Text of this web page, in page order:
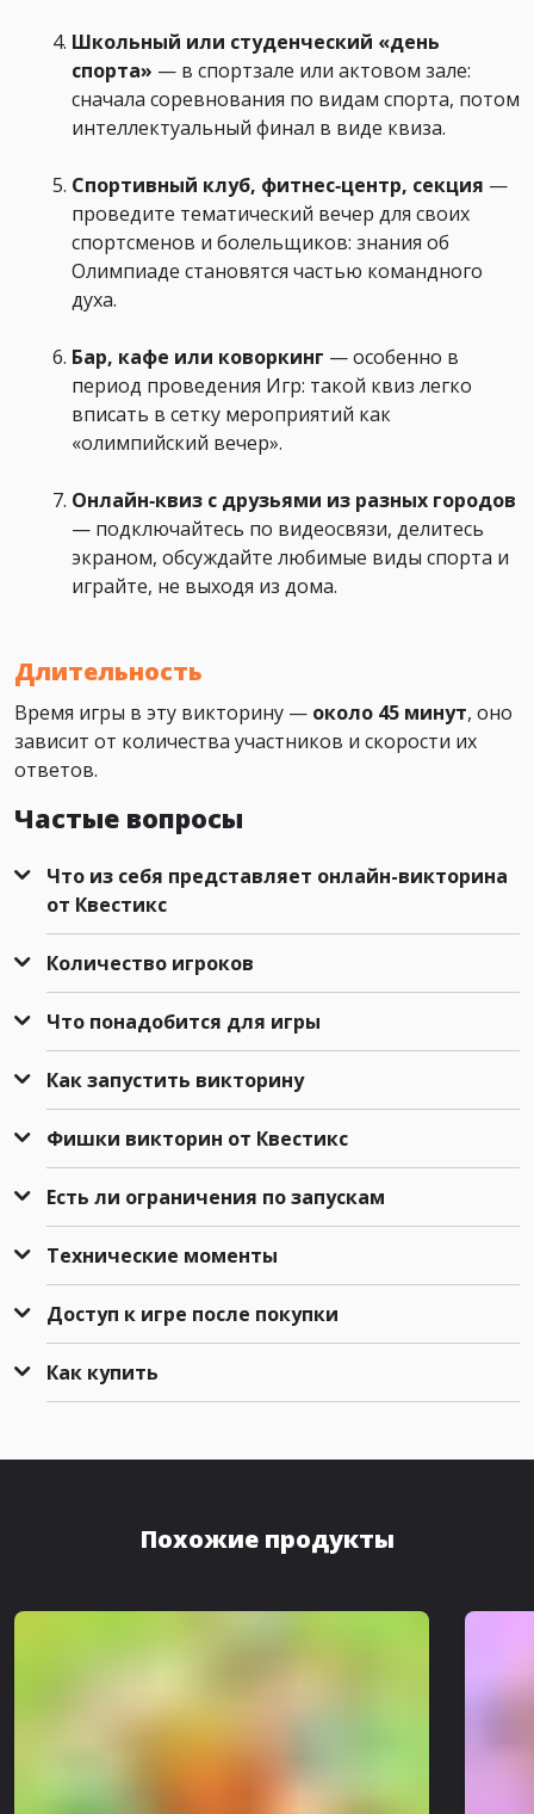
Школьный или студенческий «день
спорта» — в спортзале или актовом зале:
сначала соревнования по видам спорта, потом
интеллектуальный финал в виде квиза.
Спортивный клуб, фитнес‑центр, секция —
проведите тематический вечер для своих
спортсменов и болельщиков: знания об
Олимпиаде становятся частью командного
духа.
Бар, кафе или коворкинг — особенно в
период проведения Игр: такой квиз легко
вписать в сетку мероприятий как
«олимпийский вечер».
Онлайн‑квиз с друзьями из разных городов
— подключайтесь по видеосвязи, делитесь
экраном, обсуждайте любимые виды спорта и
играйте, не выходя из дома.
Длительность
Время игры в эту викторину — около 45 минут, оно
зависит от количества участников и скорости их
ответов.
Частые вопросы
Что из себя представляет онлайн-викторина
от Квестикс
Количество игроков
Что понадобится для игры
Как запустить викторину
Фишки викторин от Квестикс
Есть ли ограничения по запускам
Технические моменты
Доступ к игре после покупки
Как купить
Похожие продукты